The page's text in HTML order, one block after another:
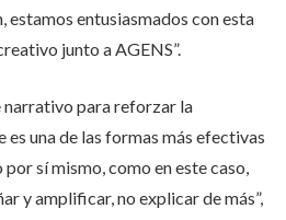
estamos entusiasmados con esta
junto a AGENS”.
narrativo para reforzar la
es una de las formas más efectivas
sí mismo, como en este caso,
y amplificar, no explicar de más”,